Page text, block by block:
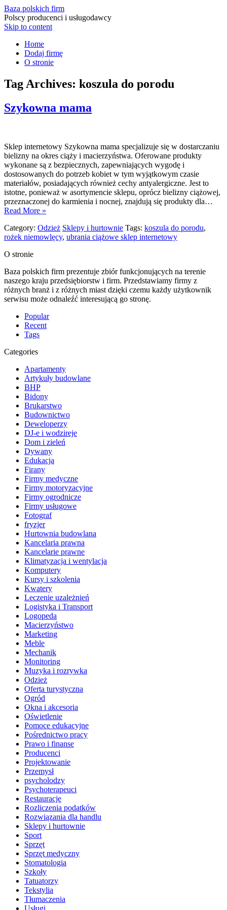
Baza polskich firm
Polscy producenci i usługodawcy
Skip to content
Home
Dodaj firmę
O stronie
Tag Archives: koszula do porodu
Szykowna mama
Sklep internetowy Szykowna mama specjalizuje się w dostarczaniu
bielizny na okres ciąży i macierzyństwa. Oferowane produkty
wykonane są z bezpiecznych, zapewniających wygodę i
dostosowanych do potrzeb kobiet w tym wyjątkowym czasie
materiałów, posiadających również cechy antyalergiczne. Jest to
istotne, ponieważ w asortymencie sklepu, oprócz bielizny ciążowej,
przeznaczonej do karmienia i nocnej, znajdują się produkty dla…
Read More »
Category: Odzież Sklepy i hurtownie Tags: koszula do porodu,
rożek niemowlęcy, ubrania ciążowe sklep internetowy
O stronie
Baza polskich firm prezentuje zbiór funkcjonujących na terenie
naszego kraju przedsiębiorstw i firm. Przedstawiamy firmy z
różnych branż i z różnych miast dzięki czemu każdy użytkownik
serwisu może odnaleźć interesującą go stronę.
Popular
Recent
Tags
Categories
Apartamenty
Artykuły budowlane
BHP
Bidony
Brukarstwo
Budownictwo
Deweloperzy
DJ-e i wodzireje
Dom i zieleń
Dywany
Edukacja
Firany
Firmy medyczne
Firmy motoryzacyjne
Firmy ogrodnicze
Firmy usługowe
Fotograf
fryzjer
Hurtownia budowlana
Kancelaria prawna
Kancelarie prawne
Klimatyzacja i wentylacja
Komputery
Kursy i szkolenia
Kwatery
Leczenie uzależnień
Logistyka i Transport
Logopeda
Macierzyństwo
Marketing
Meble
Mechanik
Monitoring
Muzyka i rozrywka
Odzież
Oferta turystyczna
Ogród
Okna i akcesoria
Oświetlenie
Pomoce edukacyjne
Pośrednictwo pracy
Prawo i finanse
Producenci
Projektowanie
Przemysł
psycholodzy
Psychoterapeuci
Restauracje
Rozliczenia podatków
Rozwiązania dla handlu
Sklepy i hurtownie
Sport
Sprzęt
Sprzęt medyczny
Stomatologia
Szkoły
Tatuatorzy
Tekstylia
Tłumaczenia
Usługi